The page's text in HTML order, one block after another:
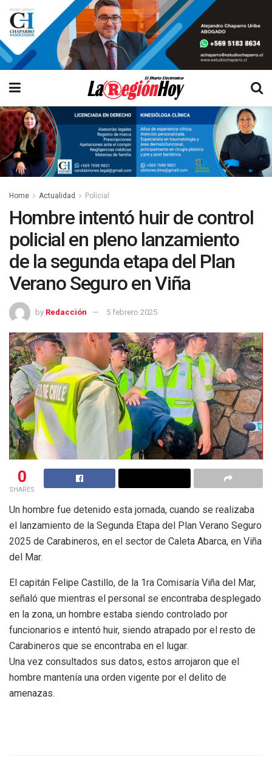
Home Actualidad Policial
Hombre intentó huir de control
policial en pleno lanzamiento
de la segunda etapa del Plan
Verano Seguro en Viña
by Redacción 5 febrero 2025
0
SHARES
Un hombre fue detenido esta jornada, cuando se realizaba
el lanzamiento de la Segunda Etapa del Plan Verano Seguro
2025 de Carabineros, en el sector de Caleta Abarca, en Viña
del Mar.
El capitán Felipe Castillo, de la 1ra Comisaría Viña del Mar,
señaló que mientras el personal se encontraba desplegado
en la zona, un hombre estaba siendo controlado por
funcionarios e intentó huir, siendo atrapado por el resto de
Carabineros que se encontraba en el lugar.
Una vez consultados sus datos, estos arrojaron que el
hombre mantenía una orden vigente por el delito de
amenazas.